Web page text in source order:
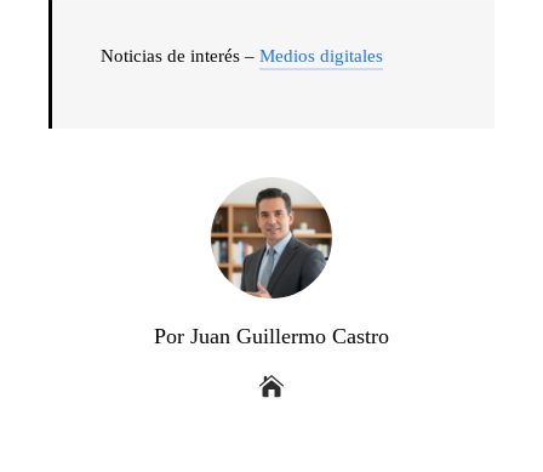
Noticias de interés – Medios digitales
Por Juan Guillermo Castro